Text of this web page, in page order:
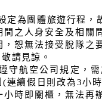
定為團體旅遊行程，
間之人身安全及相關
，恕無法接受脫隊之
請見諒。
守航空公司規定，
(連續假日則改為3小
小時即關櫃，無法再